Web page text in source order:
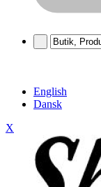
English
Dansk
X